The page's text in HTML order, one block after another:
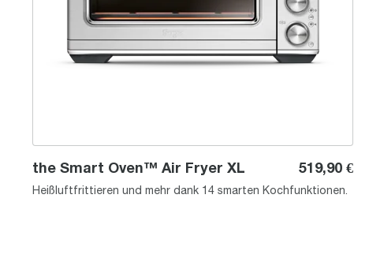
the Smart Oven™ Air Fryer XL 519,90 €
Heißluftfrittieren und mehr dank 14 smarten Kochfunktionen.